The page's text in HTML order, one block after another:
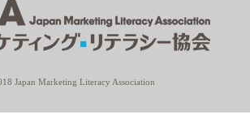
Japan Marketing Literacy Association